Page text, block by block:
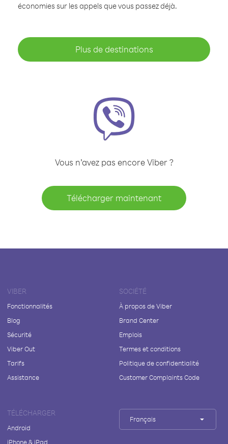
économies sur les appels que vous passez déjà.
Plus de destinations
Vous n’avez pas encore Viber ?
Télécharger maintenant
VIBER
Fonctionnalités
Blog
Sécurité
Viber Out
Tarifs
Assistance
SOCIÉTÉ
À propos de Viber
Brand Center
Emplois
Termes et conditions
Politique de confidentialité
Customer Complaints Code
TÉLÉCHARGER
Android
iPhone & iPad
Français